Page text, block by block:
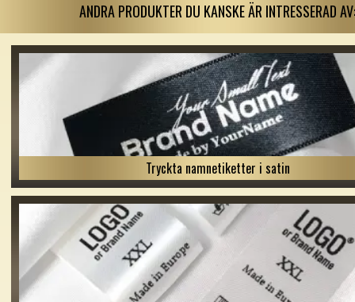
ANDRA PRODUKTER DU KANSKE ÄR INTRESSERAD
Tryckta namnetiketter i satin